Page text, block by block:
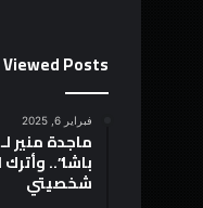
Posts
فبراير 6, 2025
ماجدة منير
باشا”..
شخصيتي